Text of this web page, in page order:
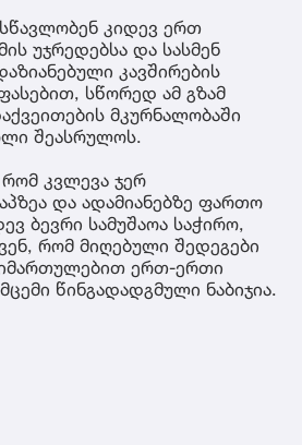
კიდევ ერთ
უჯრედებსა და სასმენ
კავშირების
სწორედ ამ გზამ
მკურნალობაში
შეასრულოს.
რომ კვლევა ჯერ
და ადამიანებზე ფართო
ბევრი სამუშაოა საჭირო,
რომ მიღებული შედეგები
ერთ-ერთი
წინგადადგმული ნაბიჯია.